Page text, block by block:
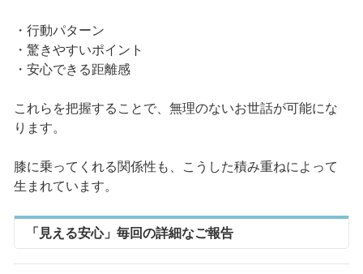
・行動パターン
・驚きやすいポイント
・安心できる距離感
これらを把握することで、無理のないお世話が可能にな
ります。
膝に乗ってくれる関係性も、こうした積み重ねによって
生まれています。
「見える安心」毎回の詳細なご報告